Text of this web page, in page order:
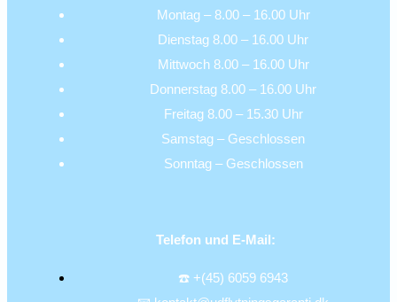
Montag – 8.00 – 16.00 Uhr
Dienstag 8.00 – 16.00 Uhr
Mittwoch 8.00 – 16.00 Uhr
Donnerstag 8.00 – 16.00 Uhr
Freitag 8.00 – 15.30 Uhr
Samstag – Geschlossen
Sonntag – Geschlossen
Telefon und E-Mail:
☎️ +(45) 6059 6943